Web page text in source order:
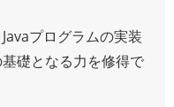
プログラムの実装
礎となる力を修得で